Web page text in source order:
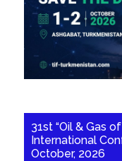
31st “Oil & Gas
International
October, 2026